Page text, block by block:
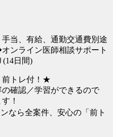
手当、有給、通勤交通費別途
ライン医師相談サポート
日間)
前トレ付！★
確認／学習ができるので
！
なら全案件、安心の「前ト